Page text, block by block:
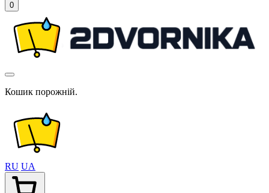
0
Кошик порожній.
RU UA